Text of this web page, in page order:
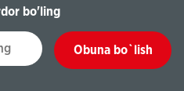
bo'ling
Obuna bo`lish